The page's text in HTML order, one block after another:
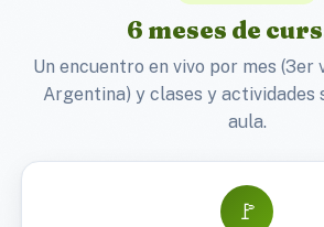
6 meses de
Un encuentro en vivo por mes (3er
Argentina) y clases y actividades
aula.
🚩